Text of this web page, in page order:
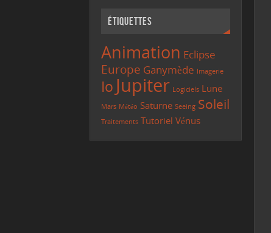
Étiquettes
Animation Eclipse
Europe Ganymède Imagerie
Io Jupiter Logiciels Lune
Mars Météo Saturne Seeing Soleil
Traitements Tutoriel Vénus